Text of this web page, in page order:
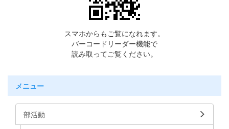
スマホからもご覧になれます。
バーコードリーダー機能で
読み取ってご覧ください。
メニュー
部活動